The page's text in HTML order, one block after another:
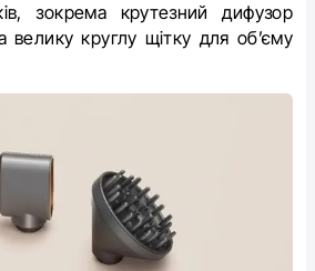
зокрема крутезний дифузор
велику круглу щітку для об’єму